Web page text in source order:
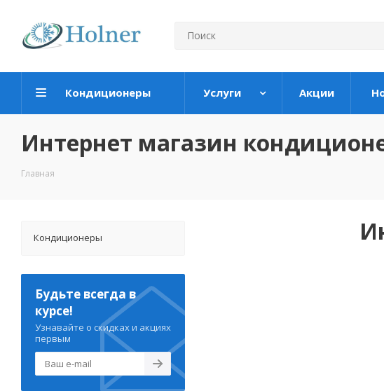
Кондиционеры Услуги Акции
Интернет магазин
Главная
Кондиционеры
Будьте всегда в
курсе!
Узнавайте о скидках и акциях
первым